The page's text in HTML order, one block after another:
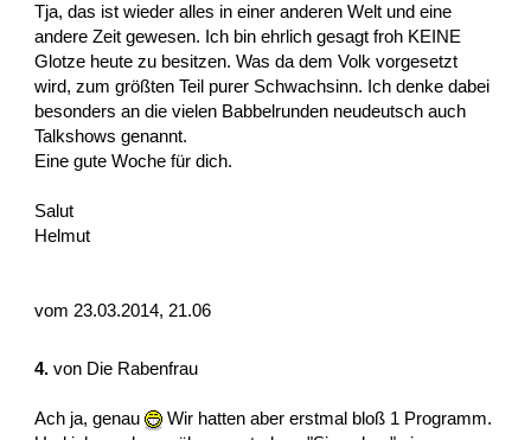
Tja, das ist wieder alles in einer anderen Welt und eine
andere Zeit gewesen. Ich bin ehrlich gesagt froh KEINE
Glotze heute zu besitzen. Was da dem Volk vorgesetzt
wird, zum größten Teil purer Schwachsinn. Ich denke dabei
besonders an die vielen Babbelrunden neudeutsch auch
Talkshows genannt.
Eine gute Woche für dich.
Salut
Helmut
vom 23.03.2014, 21.06
4. von Die Rabenfrau
Ach ja, genau
Wir hatten aber erstmal bloß 1 Programm.